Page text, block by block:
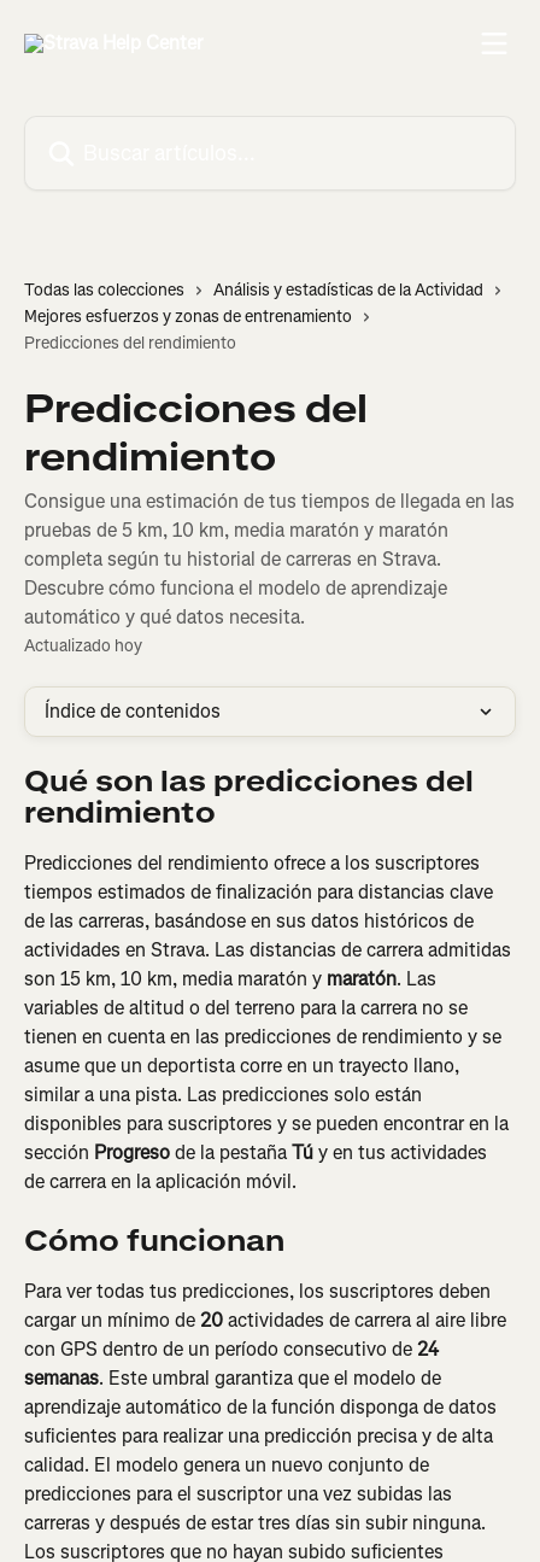
Todas las colecciones
Análisis y estadísticas de la Actividad
Mejores esfuerzos y zonas de entrenamiento
Predicciones del rendimiento
Predicciones del
rendimiento
Consigue una estimación de tus tiempos de llegada en las
pruebas de 5 km, 10 km, media maratón y maratón
completa según tu historial de carreras en Strava.
Descubre cómo funciona el modelo de aprendizaje
automático y qué datos necesita.
Actualizado hoy
Índice de contenidos
Qué son las predicciones del
rendimiento
Predicciones del rendimiento ofrece a los suscriptores
tiempos estimados de finalización para distancias clave
de las carreras, basándose en sus datos históricos de
actividades en Strava. Las distancias de carrera admitidas
son 15 km, 10 km, media maratón y maratón. Las
variables de altitud o del terreno para la carrera no se
tienen en cuenta en las predicciones de rendimiento y se
asume que un deportista corre en un trayecto llano,
similar a una pista. Las predicciones solo están
disponibles para suscriptores y se pueden encontrar en la
sección Progreso de la pestaña Tú y en tus actividades
de carrera en la aplicación móvil.
Cómo funcionan
Para ver todas tus predicciones, los suscriptores deben
cargar un mínimo de 20 actividades de carrera al aire libre
con GPS dentro de un período consecutivo de 24
semanas. Este umbral garantiza que el modelo de
aprendizaje automático de la función disponga de datos
suficientes para realizar una predicción precisa y de alta
calidad. El modelo genera un nuevo conjunto de
predicciones para el suscriptor una vez subidas las
carreras y después de estar tres días sin subir ninguna.
Los suscriptores que no hayan subido suficientes